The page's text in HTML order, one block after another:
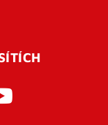
odeslání